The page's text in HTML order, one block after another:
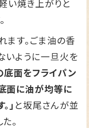
い焼き上がりと
ます。ごま油の香
いように一旦火を
底面をフライパン
面に油が均等に
」と坂尾さんが並
。